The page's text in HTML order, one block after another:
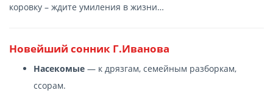
коровку – ждите умиления в жизни…
Новейший сонник Г.Иванова
Насекомые — к дрязгам, семейным разборкам,
ссорам.